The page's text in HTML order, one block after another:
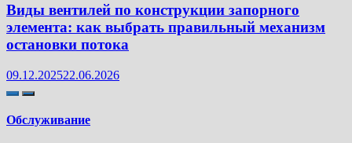
Виды вентилей по конструкции запорного
элемента: как выбрать правильный механизм
остановки потока
09.12.202522.06.2026
Обслуживание